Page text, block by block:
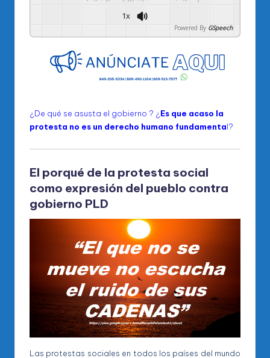
1x
Powered By GSpeech
¿De qué se asusta el gobierno ? ¿Es que acaso la
protesta no es un derecho humano fundamental?
El porqué de la protesta social
como expresión del pueblo contra
gobierno PLD
Las protestas sociales en todos los países del mundo